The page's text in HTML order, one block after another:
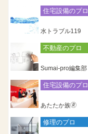
住宅設備のプロ
水トラブル119
不動産のプロ
Sumai-pro編集部
住宅設備のプロ
あたたか族🄬
修理のプロ